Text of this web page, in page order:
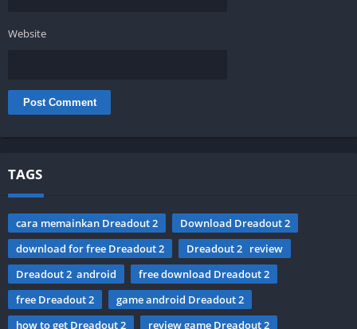
Website
TAGS
cara memainkan Dreadout 2
Download Dreadout 2
download for free Dreadout 2
Dreadout 2 review
Dreadout 2 android
free download Dreadout 2
free Dreadout 2
game android Dreadout 2
how to get Dreadout 2
review game Dreadout 2